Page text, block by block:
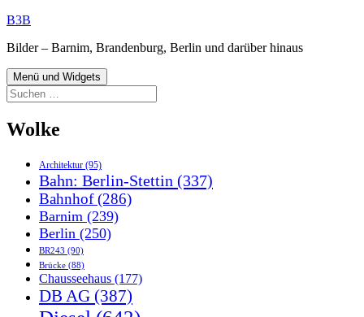
Zum
springen
B3B
Bilder – Barnim, Brandenburg, Berlin und darüber hinaus
Menü und Widgets
Suchen
nach:
Wolke
Architektur (95)
Bahn: Berlin-Stettin (337)
Bahnhof(286)
Barnim (239)
Berlin (250)
BR243 (90)
Brücke (88)
Chausseehaus (177)
DB AG (387)